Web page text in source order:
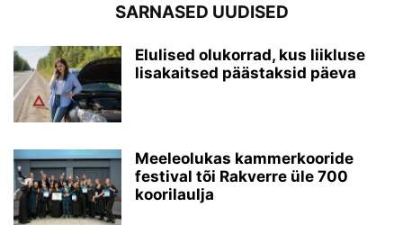
SARNASED UUDISED
Elulised olukorrad, kus liikluse
lisakaitsed päästaksid päeva
Meeleolukas kammerkooride
festival tõi Rakverre üle 700
koorilaulja